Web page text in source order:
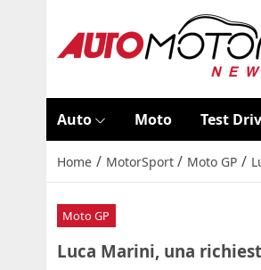
Auto Moto Test
Home / MotorSport / Moto GP /
Moto GP
Luca Marini, una